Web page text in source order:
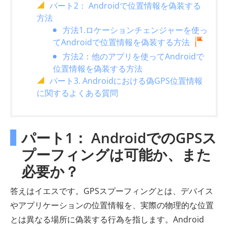
パート2： Androidで位置情報を偽装する
方法
方法1.ロケーションチェンジャーを使っ
てAndroidで位置情報を偽装する方法
方法2：他のアプリを使ってAndroidで
位置情報を偽装する方法
パート3. Androidにおける偽GPS位置情報
に関するよくある質問
パート1： AndroidでのGPSス
プーフィングは可能か、また
必要か？
答えはイエスです。GPSスプーフィングとは、デバイス
やアプリケーションの位置情報を、実際の物理的な位置
とは異なる場所に偽装する行為を指します。Android